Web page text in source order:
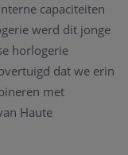
capaciteiten
werd dit jonge
horlogerie
dat we erin
met
Haute